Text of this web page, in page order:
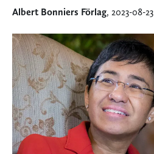
Albert Bonniers Förlag, 2023-08-23